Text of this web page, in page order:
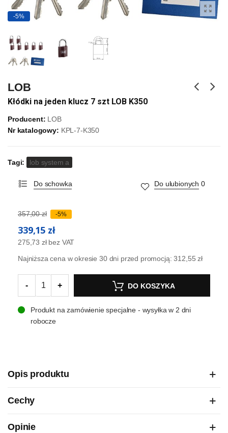
-5%
LOB
Kłódki na jeden klucz 7 szt LOB K350
Producent: LOB
Nr katalogowy: KPL-7-K350
Tagi: lob system a
Do schowka Do ulubionych 0
357,00 zł -5%
339,15 zł
275,73 zł bez VAT
Najniższa cena w okresie 30 dni przed promocją:312,55 zł
- + DO KOSZYKA
Produkt na zamówienie specjalne - wysyłka w 2 dni
robocze
Opis produktu
Cechy
Opinie